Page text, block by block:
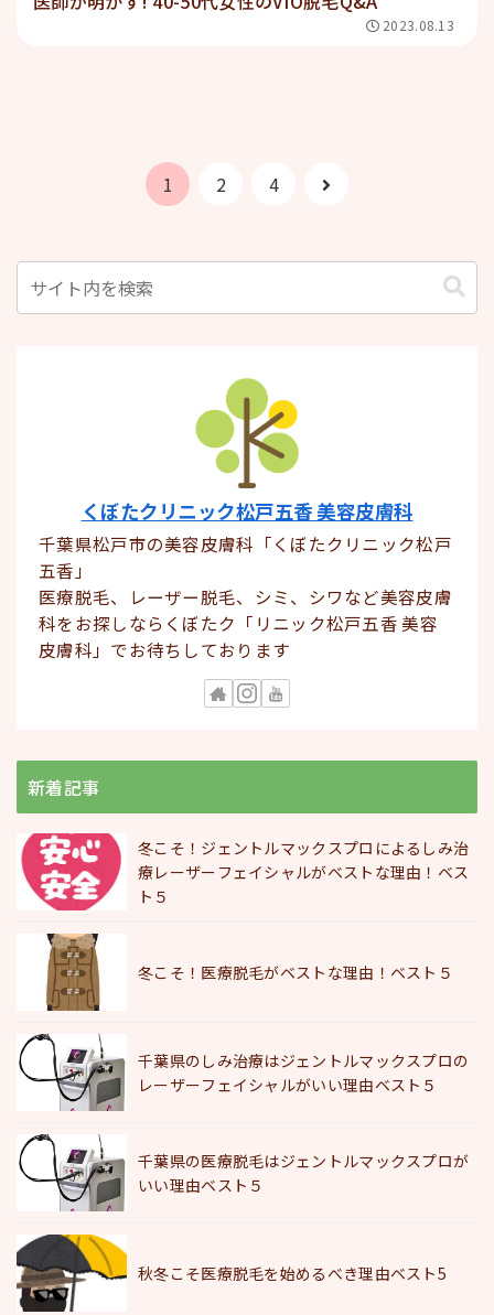
2023.08.13
1 2 4
次
くぼたクリニック松戸五香 美容皮膚科
千葉県松戸市の美容皮膚科「くぼたクリニック松戸
五香」
医療脱毛、レーザー脱毛、シミ、シワなど美容皮膚
科をお探しならくぼたク「リニック松戸五香 美容
皮膚科」でお待ちしております
新着記事
冬こそ！ジェントルマックスプロによるしみ治
療レーザーフェイシャルがベストな理由！ベス
ト５
冬こそ！医療脱毛がベストな理由！ベスト５
千葉県のしみ治療はジェントルマックスプロの
レーザーフェイシャルがいい理由ベスト５
千葉県の医療脱毛はジェントルマックスプロが
いい理由ベスト５
秋冬こそ医療脱毛を始めるべき理由ベスト5